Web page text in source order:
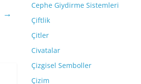
→
Cephe Giydirme Sistemleri
Çiftlik
Çitler
Civatalar
Çizgisel Semboller
Çizim